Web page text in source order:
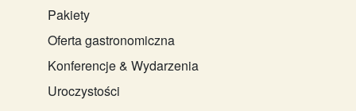
Pakiety
Oferta gastronomiczna
Konferencje & Wydarzenia
Uroczystości